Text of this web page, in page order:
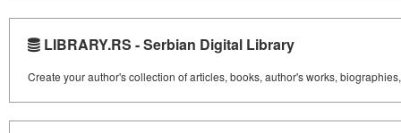
LIBRARY.RS - Serbian Digital Library
Create your author's collection of articles, books, author's works,